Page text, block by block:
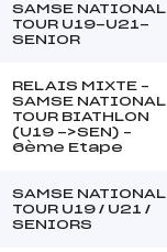
SAMSE NATIONAL
TOUR U19-U21-
SENIOR
RELAIS MIXTE –
SAMSE NATIONAL
TOUR BIATHLON
(U19 ->SEN) –
6ème Etape
SAMSE NATIONAL
TOUR U19 / U21 /
SENIORS